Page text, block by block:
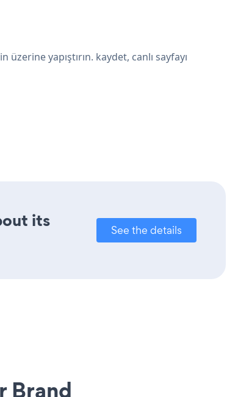
yapıştırın. kaydet, canlı sayfayı
its
See the details
Brand